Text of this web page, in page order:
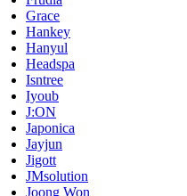
Grace
Hankey
Hanyul
Headspa
Isntree
Iyoub
J:ON
Japonica
Jayjun
Jigott
JMsolution
Joong Won